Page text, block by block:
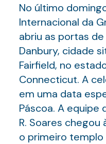
No último
Internacional da
abriu as portas
Danbury, cidade
Fairfield, no
Connecticut. A
em uma data
Páscoa. A equipe
R. Soares chegou
o primeiro templo